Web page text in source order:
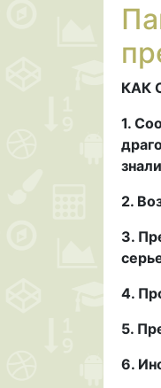
КАК
1.
2.
3.
4.
5.
6.